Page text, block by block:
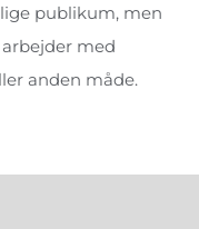
publikum, men
med
anden måde.